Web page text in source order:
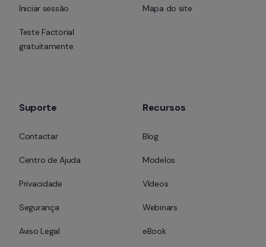
Iniciar sessão
Teste Factorial
gratuitamente
Mapa do site
Suporte
Contactar
Centro de Ajuda
Privacidade
Segurança
Aviso Legal
Recursos
Blog
Modelos
Vídeos
Webinars
eBook